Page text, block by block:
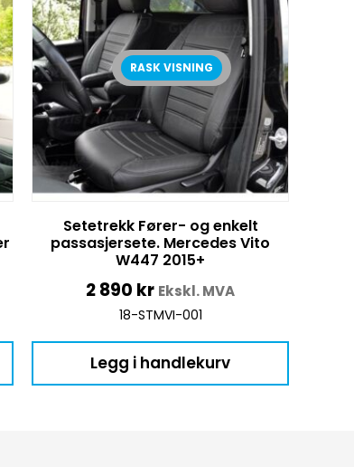
RASK VISNING
Setetrekk Fører- og enkelt
passasjersete. Mercedes Vito
W447 2015+
2 890 kr Ekskl. MVA
18-STMVI-001
Legg i handlekurv